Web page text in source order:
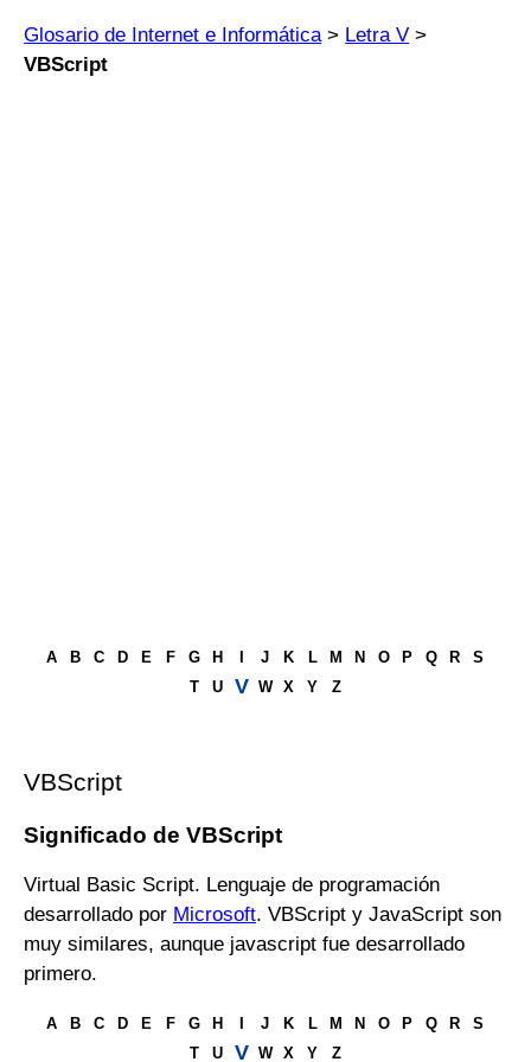
Glosario de Internet e Informática> Letra V >
VBScript
A B C D E F G H J K L M N O P Q R
S
T
U V W X Y Z
VBScript
Significado de VBScript
Virtual Basic Script. Lenguaje de programación
desarrollado por Microsoft. VBScript y JavaScript son
muy similares, aunque javascript fue desarrollado
primero.
A B C D E F G H J K L M N O P Q R
S
T
U V W X Y Z